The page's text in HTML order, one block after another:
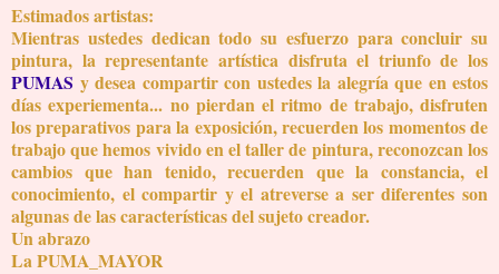
Estimados artistas:
Mientras ustedes dedican todo su esfuerzo para concluir su
pintura, la representante artística disfruta el triunfo de los
PUMAS y desea compartir con ustedes la alegría que en estos
días experiementa... no pierdan el ritmo de trabajo, disfruten
los preparativos para la exposición, recuerden los momentos de
trabajo que hemos vivido en el taller de pintura, reconozcan los
cambios que han tenido, recuerden que la constancia, el
conocimiento, el compartir y el atreverse a ser diferentes son
algunas de las características del sujeto creador.
Un abrazo
La PUMA_MAYOR